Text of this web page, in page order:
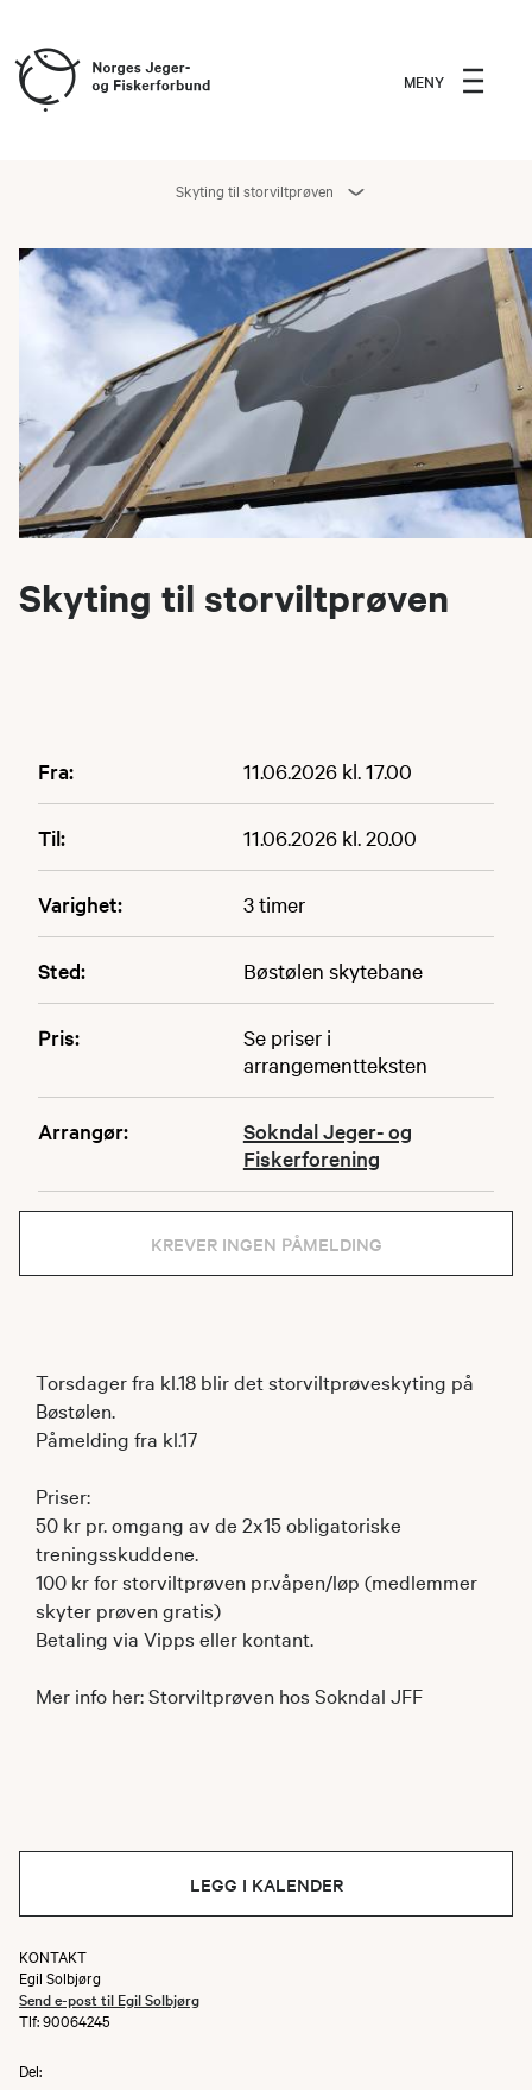
MENY
Skyting til storviltprøven
Skyting til storviltprøven
Fra: 11.06.2026 kl. 17.00
Til: 11.06.2026 kl. 20.00
Varighet: 3 timer
Sted: Bøstølen skytebane
Pris:
Se priser i
arrangementteksten
Arrangør:
Sokndal Jeger- og
Fiskerforening
KREVER INGEN PÅMELDING
Torsdager fra kl.18 blir det storviltprøveskyting på
Bøstølen.
Påmelding fra kl.17
Priser:
50 kr pr. omgang av de 2x15 obligatoriske
treningsskuddene.
100 kr for storviltprøven pr.våpen/løp (medlemmer
skyter prøven gratis)
Betaling via Vipps eller kontant.
Mer info her: Storviltprøven hos Sokndal JFF
LEGG I KALENDER
KONTAKT
Egil Solbjørg
Send e-post til Egil Solbjørg
Tlf: 90064245
Del: